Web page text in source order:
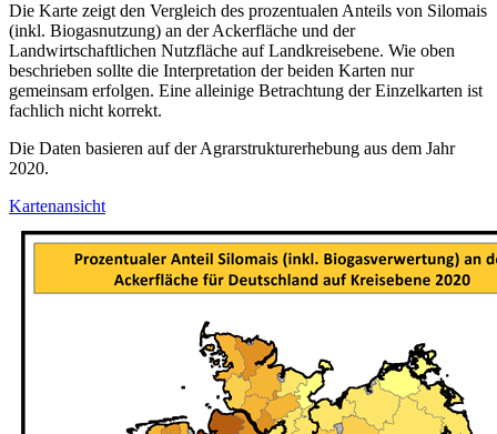
Die Karte zeigt den Vergleich des prozentualen Anteils von Silomais
(inkl. Biogasnutzung) an der Ackerfläche und der
Landwirtschaftlichen Nutzfläche auf Landkreisebene. Wie oben
beschrieben sollte die Interpretation der beiden Karten nur
gemeinsam erfolgen. Eine alleinige Betrachtung der Einzelkarten ist
fachlich nicht korrekt.
Die Daten basieren auf der Agrarstrukturerhebung aus dem Jahr
2020.
Kartenansicht